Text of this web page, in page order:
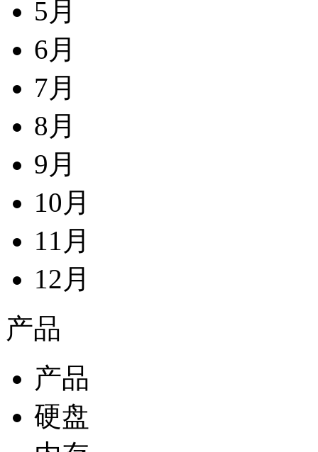
5月
6月
7月
8月
9月
10月
11月
12月
产品
产品
硬盘